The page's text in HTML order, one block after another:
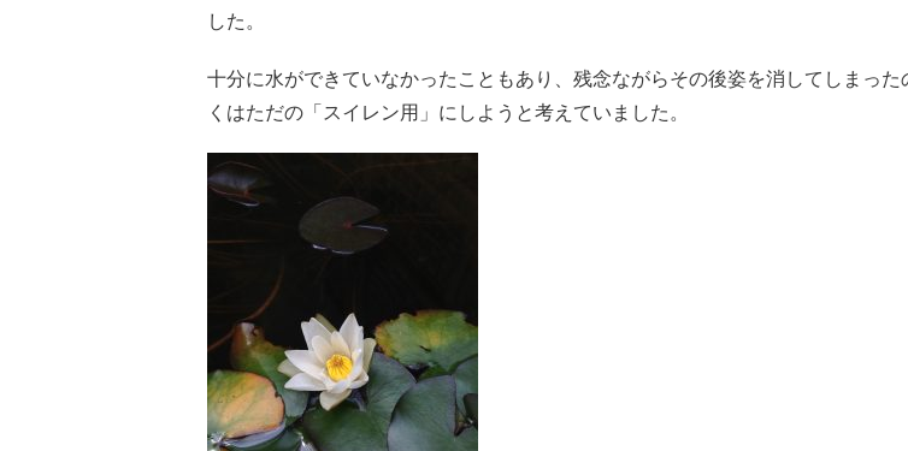
した。
十分に水ができていなかったこともあり、残念ながらその後姿を消してしまった
くはただの「スイレン用」にしようと考えていました。